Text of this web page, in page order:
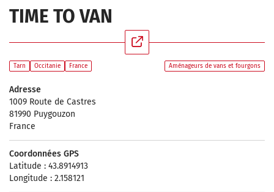
TIME TO VAN
Tarn Occitanie France Aménageurs de vans et fourgons
Adresse
1009 Route de Castres
81990 Puygouzon
France
Coordonnées GPS
Latitude : 43.8914913
Longitude : 2.158121